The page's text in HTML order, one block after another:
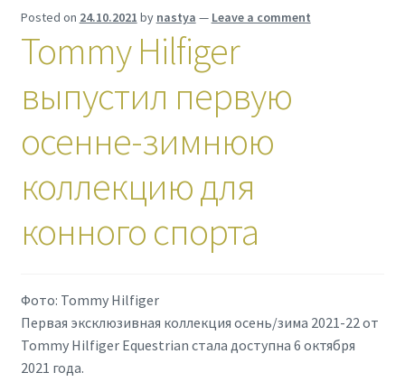
My account
Posted on 24.10.2021 by nastya — Leave a comment
Tommy Hilfiger
выпустил первую
осенне-зимнюю
коллекцию для
конного спорта
Фото: Tommy Hilfiger
Первая эксклюзивная коллекция осень/зима 2021-22 от
Tommy Hilfiger Equestrian стала доступна 6 октября
2021 года.